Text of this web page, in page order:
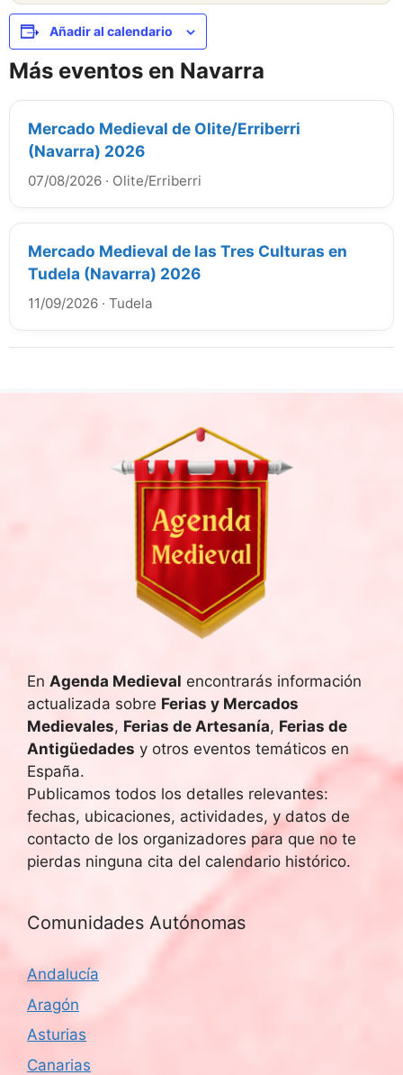
Añadir al calendario
Más eventos en Navarra
Mercado Medieval de Olite/Erriberri
(Navarra) 2026
07/08/2026 · Olite/Erriberri
Mercado Medieval de las Tres Culturas en
Tudela (Navarra) 2026
11/09/2026 · Tudela
En Agenda Medieval encontrarás información
actualizada sobre Ferias y Mercados
Medievales, Ferias de Artesanía, Ferias de
Antigüedades y otros eventos temáticos en
España.
Publicamos todos los detalles relevantes:
fechas, ubicaciones, actividades, y datos de
contacto de los organizadores para que no te
pierdas ninguna cita del calendario histórico.
Comunidades Autónomas
Andalucía
Aragón
Asturias
Canarias